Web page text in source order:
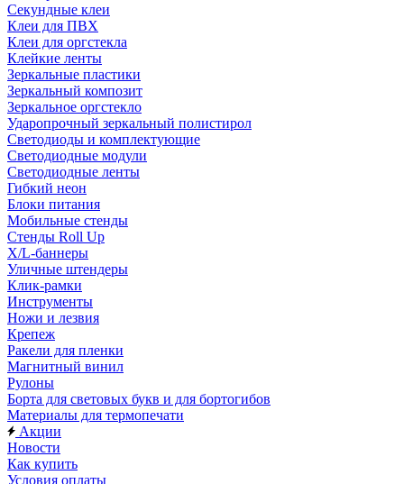
Секундные клеи
Клеи для ПВХ
Клеи для оргстекла
Клейкие ленты
Зеркальные пластики
Зеркальный композит
Зеркальное оргстекло
Ударопрочный зеркальный полистирол
Светодиоды и комплектующие
Светодиодные модули
Светодиодные ленты
Гибкий неон
Блоки питания
Мобильные стенды
Стенды Roll Up
X/L-баннеры
Уличные штендеры
Клик-рамки
Инструменты
Ножи и лезвия
Крепеж
Ракели для пленки
Магнитный винил
Рулоны
Борта для световых букв и для бортогибов
Материалы для термопечати
Акции
Новости
Как купить
Условия оплаты